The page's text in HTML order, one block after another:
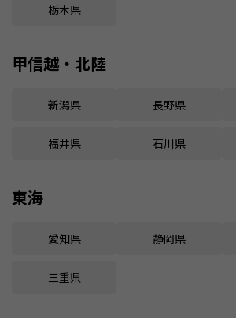
栃木県
甲信越・北陸
新潟県 長野県
福井県 石川県
東海
愛知県 静岡県
三重県